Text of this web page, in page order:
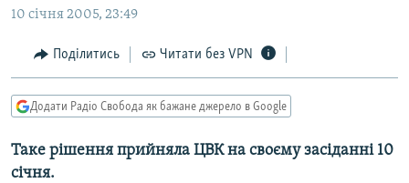
до
навігації
Перейти
до
ПОЛІТИКА
ЕКОНОМІКА
КУЛЬТУРА
СПОРТ
ВІЙНА
РОСІЙСЬКА «ФІЛЬТРАЦІЯ»
КРИМ.РЕАЛІЇ
ТИ ЯК?
10 січня 2005, 23:49
Поділитись Читати без VPN
Додати Радіо Свобода як бажане джерело в Google
Таке рішення прийняла ЦВК на своєму засіданні 10
січня.